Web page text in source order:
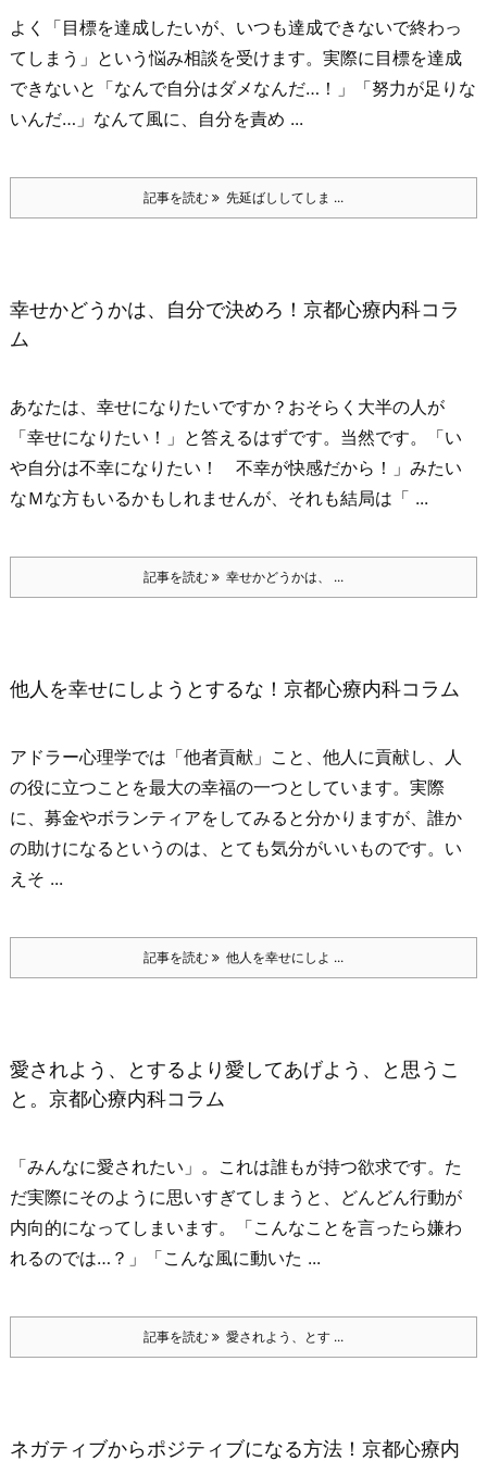
よく「目標を達成したいが、いつも達成できないで終わっ
てしまう」という悩み相談を受けます。 実際に目標を達成
できないと 「なんで自分はダメなんだ…！」
「努力が足りな
いんだ…」 なんて風に、自分を責め ...
記事を読む 先延ばししてしま ...
幸せかどうかは、自分で決めろ！京都心療内科コラ
ム
あなたは、幸せになりたいですか？ おそらく大半の人が
「幸せになりたい！」と答えるはずです。当然です。
「い
や自分は不幸になりたい！ 不幸が快感だから！」 みたい
なＭな方もいるかもしれませんが、それも結局は「 ...
記事を読む 幸せかどうかは、 ...
他人を幸せにしようとするな！京都心療内科コラム
アドラー心理学では「他者貢献」こと、他人に貢献し、人
の役に立つことを最大の幸福の一つとしています。 実際
に、募金やボランティアをしてみると分かりますが、誰か
の助けになるというのは、とても気分がいいものです。 い
えそ ...
記事を読む 他人を幸せにしよ ...
愛されよう、とするより愛してあげよう、と思うこ
と。京都心療内科コラム
「みんなに愛されたい」。 これは誰もが持つ欲求です。 た
だ実際にそのように思いすぎてしまうと、どんどん行動が
内向的になってしまいます。
「こんなことを言ったら嫌わ
れるのでは…？」
「こんな風に動いた ...
記事を読む 愛されよう、とす ...
ネガティブからポジティブになる方法！京都心療内